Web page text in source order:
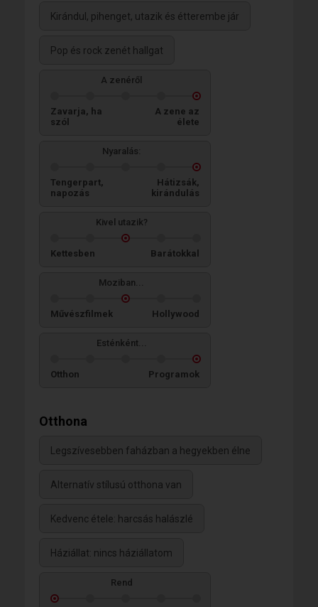
Kirándul, pihenget, utazik és étterembe jár
Pop és rock zenét hallgat
A zenéről
Zavarja, ha
szól
A zene az
élete
Nyaralás:
Tengerpart,
napozás
Hátizsák,
kirándulás
Kivel utazik?
Kettesben Barátokkal
Moziban...
Művészfilmek Hollywood
Esténként...
Otthon Programok
Otthona
Legszívesebben faházban a hegyekben élne
Alternatív stílusú otthona van
Kedvenc étele: harcsás halászlé
Háziállat: nincs háziállatom
Rend